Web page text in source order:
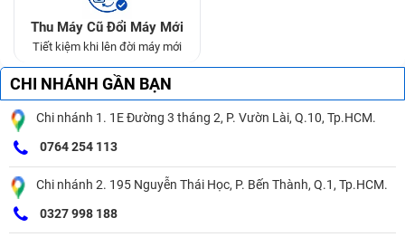
Thu Máy Cũ Đổi Máy Mới
Tiết kiệm khi lên đời máy mới
CHI NHÁNH GẦN BẠN
Chi nhánh 1. 1E Đường 3 tháng 2, P. Vườn Lài, Q.10, Tp.HCM.
0764 254 113
Chi nhánh 2. 195 Nguyễn Thái Học, P. Bến Thành, Q.1, Tp.HCM.
0327 998 188